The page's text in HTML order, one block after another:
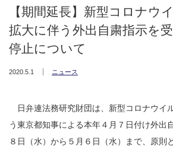
【期間延長】新型コロナウ
拡大に伴う外出自粛指示を
停止について
2020.5.1 ニュース
日弁連法務研究財団は、新型コロナウイ
う東京都知事による本年４月７日付け外出
８日（水）から５月６日（水）まで、原則